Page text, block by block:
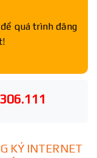
quá trình đăng
KÝ INTERNET